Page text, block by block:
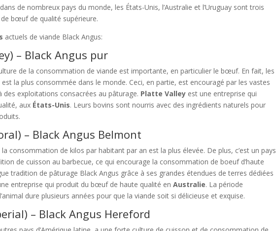
de nombreux pays du monde, les États-Unis, l’Australie et l’Uruguay sont trois
bœuf de qualité supérieure.
actuels de viande Black Angus:
– Black Angus pur
de la consommation de viande est importante, en particulier le bœuf. En fait, les
la plus consommée dans le monde. Ceci, en partie, est encouragé par les vastes
exploitations consacrées au pâturage. Platte Valley est une entreprise qui
aux États-Unis. Leurs bovins sont nourris avec des ingrédients naturels pour
– Black Angus Belmont
consommation de kilos par habitant par an est la plus élevée. De plus, c’est un pays
de cuisson au barbecue, ce qui encourage la consommation de boeuf d’haute
tradition de pâturage Black Angus grâce à ses grandes étendues de terres dédiées
entreprise qui produit du bœuf de haute qualité enAustralie. La période
dure plusieurs années pour que la viande soit si délicieuse et exquise.
– Black Angus Hereford